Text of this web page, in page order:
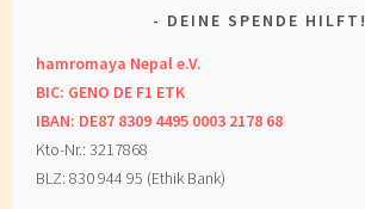
DEINE SPENDE HILFT!
hamromaya Nepal e.V.
BIC: GENO DE F1 ETK
IBAN: DE87 8309 4495 0003 2178 68
Kto-Nr.: 3217868
BLZ: 830 944 95 (Ethik Bank)